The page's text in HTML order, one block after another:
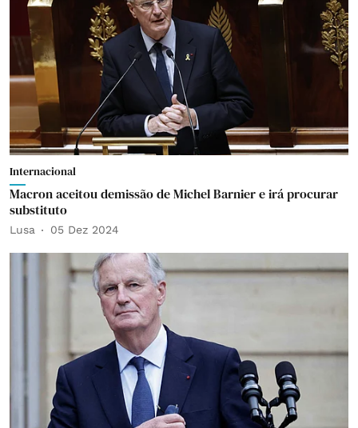
Internacional
Macron aceitou demissão de Michel Barnier e irá procurar
substituto
Lusa 05 Dez 2024